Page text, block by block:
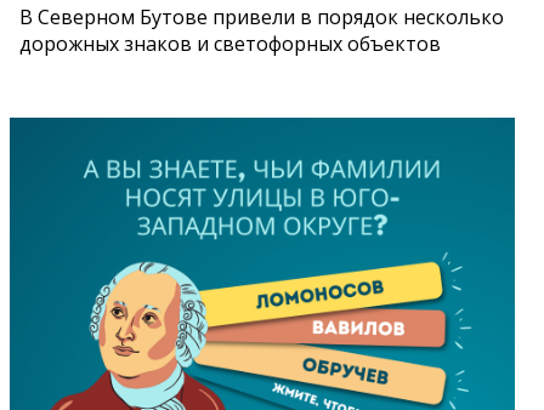
В Северном Бутове привели в порядок несколько
дорожных знаков и светофорных объектов